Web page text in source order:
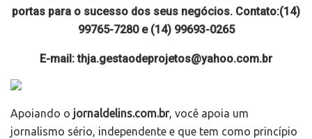
portas para o sucesso dos seus negócios. Contato:(14)
99765-7280 e (14) 99693-0265
E-mail: thja.gestaodeprojetos@yahoo.com.br
Apoiando o jornaldelins.com.br, você apoia um
jornalismo sério, independente e que tem como princípio